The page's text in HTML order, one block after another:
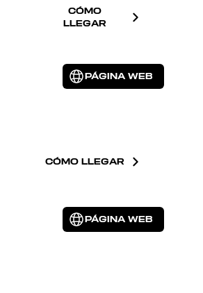
CÓMO
LLEGAR
PÁGINA WEB
CÓMO LLEGAR
PÁGINA WEB